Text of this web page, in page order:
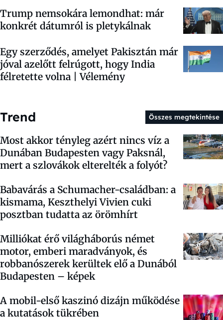
Trump nemsokára lemondhat: már
konkrét dátumról is pletykálnak
Egy szerződés, amelyet Pakisztán már
jóval azelőtt felrúgott, hogy India
félretette volna | Vélemény
Trend Összes megtekintése
Most akkor tényleg azért nincs víz a
Dunában Budapesten vagy Paksnál,
mert a szlovákok elterelték a folyót?
Babavárás a Schumacher-családban: a
kismama, Keszthelyi Vivien cuki
posztban tudatta az örömhírt
Milliókat érő világháborús német
motor, emberi maradványok, és
robbanószerek kerültek elő a Dunából
Budapesten – képek
A mobil-első kaszinó dizájn működése
a kutatások tükrében